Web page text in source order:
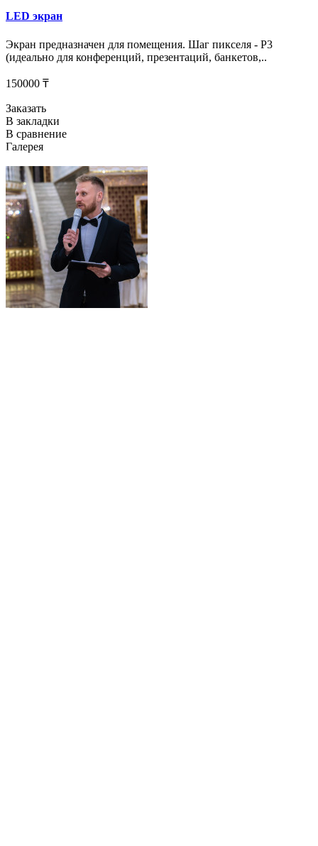
LED экран
Экран предназначен для помещения. Шаг пикселя - P3
(идеально для конференций, презентаций, банкетов,..
150000 ₸
Заказать
В закладки
В сравнение
Галерея